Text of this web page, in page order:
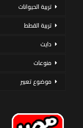
تربية الحيوانات
تربية القطط
دايت
منوعات
موضوع تعبير